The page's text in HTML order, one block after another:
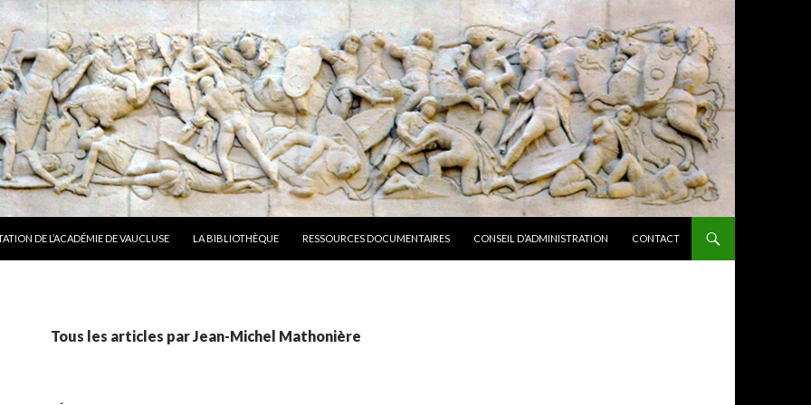
DE L’ACADÉMIE DE VAUCLUSE LA BIBLIOTHÈQUE RESSOURCES DOCUMENTAIRES CONSEIL D’ADMINISTRATION CONTACT
Tous les articles par Jean-Michel Mathonière